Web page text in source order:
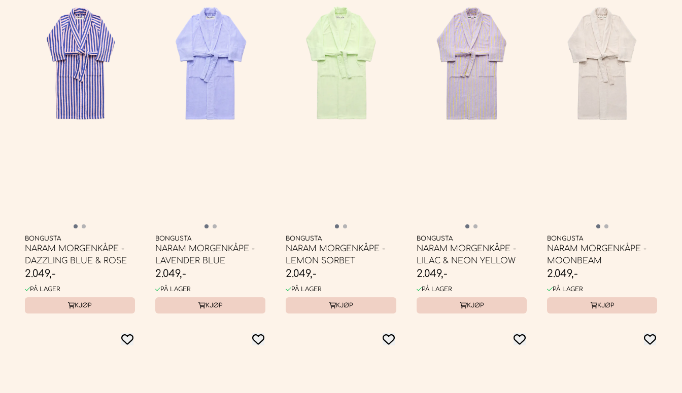
BONGUSTA
NARAM MORGENKÅPE -
DAZZLING BLUE & ROSE
2.049,-
PÅ LAGER
KJØP
BONGUSTA
NARAM MORGENKÅPE -
LAVENDER BLUE
2.049,-
PÅ LAGER
KJØP
BONGUSTA
NARAM MORGENKÅPE -
LEMON SORBET
2.049,-
PÅ LAGER
KJØP
BONGUSTA
NARAM MORGENKÅPE -
LILAC & NEON YELLOW
2.049,-
PÅ LAGER
KJØP
BONGUSTA
NARAM MORGENKÅPE -
MOONBEAM
2.049,-
PÅ LAGER
KJØP